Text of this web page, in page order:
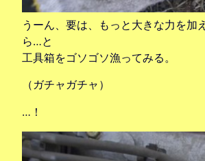
うーん、要は、もっと大きな力を加
ら…と
工具箱をゴソゴソ漁ってみる。
（ガチャガチャ）
…！